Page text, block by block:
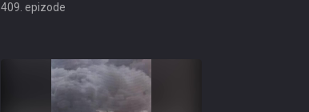
409. epizode